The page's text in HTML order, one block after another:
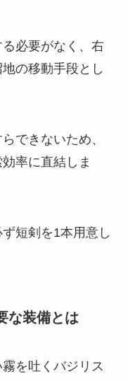
必要がなく、右
の移動手段とし
できないため、
率に直結しま
短剣を1本用意し
な装備とは
を吐くバジリス